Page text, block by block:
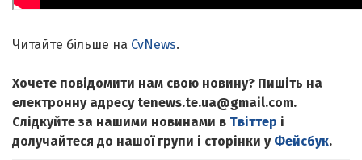
Читайте більше на CvNews.
Хочете повідомити нам свою новину? Пишіть на
електронну адресу tenews.te.ua@gmail.com.
Слідкуйте за нашими новинами в Твіттер і
долучайтеся до нашої групи і сторінки у Фейсбук.